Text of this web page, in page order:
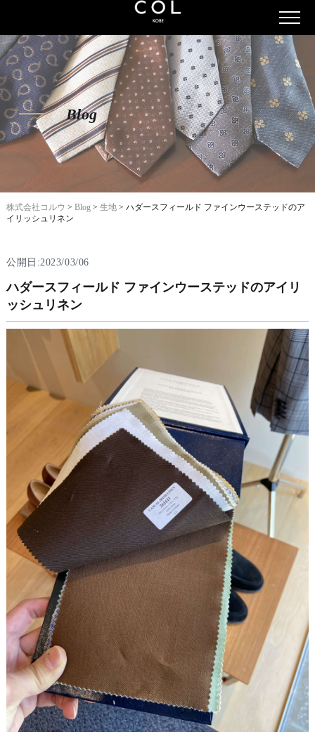
Blog
株式会社コルウ > Blog> 生地> ハダースフィールド ファインウーステッドのア
イリッシュリネン
公開日:2023/03/06
ハダースフィールド ファインウーステッドのアイリ
ッシュリネン